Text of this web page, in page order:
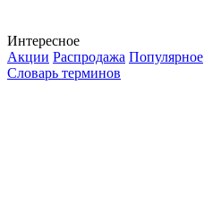
Интересное
Акции Распродажа Популярное
Словарь терминов